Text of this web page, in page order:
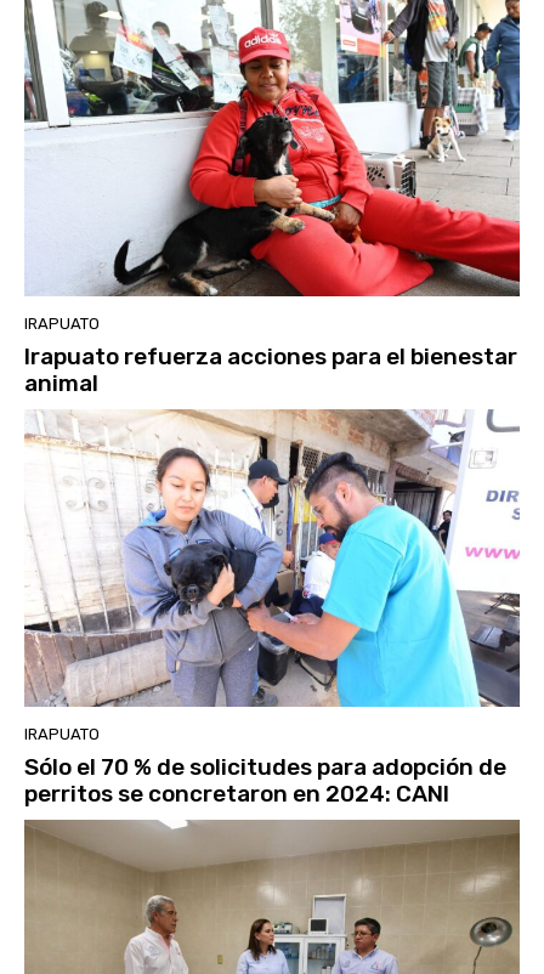
IRAPUATO
Irapuato refuerza acciones para el bienestar
animal
IRAPUATO
Sólo el 70 % de solicitudes para adopción de
perritos se concretaron en 2024: CANI